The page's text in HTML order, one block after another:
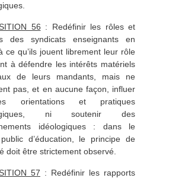
56 : Redéfinir les rôles et
des syndicats enseignants en
ce qu’ils jouent librement leur rôle
à défendre les intérêts matériels
de leurs mandants, mais ne
pas, et en aucune façon, influer
orientations et pratiques
ni soutenir des
idéologiques : dans le
d’éducation, le principe de
doit être strictement observé.
57 : Redéfinir les rapports